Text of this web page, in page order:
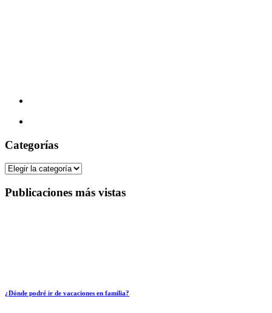
Categorías
Categorías
Publicaciones más vistas
¿Dónde podré ir de vacaciones en familia?